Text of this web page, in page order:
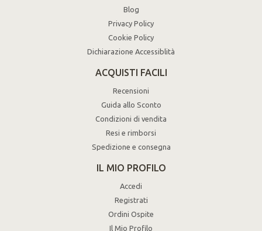
Blog
Privacy Policy
Cookie Policy
Dichiarazione Accessiblità
ACQUISTI FACILI
Recensioni
Guida allo Sconto
Condizioni di vendita
Resi e rimborsi
Spedizione e consegna
IL MIO PROFILO
Accedi
Registrati
Ordini Ospite
Il Mio Profilo